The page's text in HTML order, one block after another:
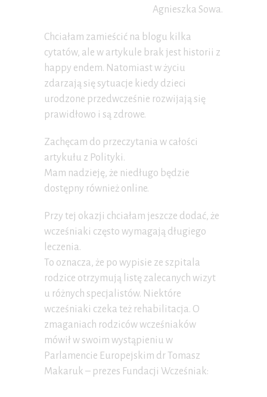
Agnieszka Sowa.
Chciałam zamieścić na blogu kilka
cytatów, ale w artykule brak jest historii z
happy endem. Natomiast w życiu
zdarzają się sytuacje kiedy dzieci
urodzone przedwcześnie rozwijają się
prawidłowo i są zdrowe.
Zachęcam do przeczytania w całości
artykułu z Polityki.
Mam nadzieję, że niedługo będzie
dostępny również online.
Przy tej okazji chciałam jeszcze dodać, że
wcześniaki często wymagają długiego
leczenia.
To oznacza, że po wypisie ze szpitala
rodzice otrzymują listę zalecanych wizyt
u różnych specjalistów. Niektóre
wcześniaki czeka też rehabilitacja. O
zmaganiach rodziców wcześniaków
mówił w swoim wystąpieniu w
Parlamencie Europejskim dr Tomasz
Makaruk – prezes Fundacji Wcześniak: